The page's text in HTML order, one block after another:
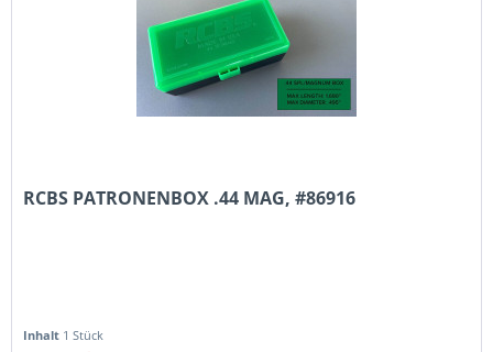
RCBS PATRONENBOX .44 MAG, #86916
Inhalt 1 Stück